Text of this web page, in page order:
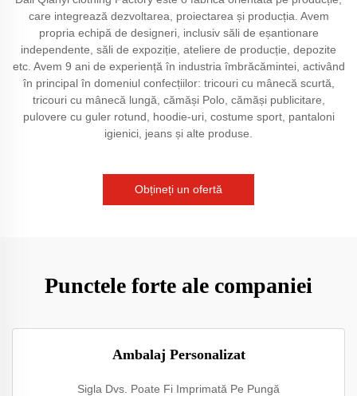
care integrează dezvoltarea, proiectarea și producția. Avem
propria echipă de designeri, inclusiv săli de eșantionare
independente, săli de expoziție, ateliere de producție, depozite
etc. Avem 9 ani de experiență în industria îmbrăcămintei, activând
în principal în domeniul confecțiilor: tricouri cu mânecă scurtă,
tricouri cu mânecă lungă, cămăși Polo, cămăși publicitare,
pulovere cu guler rotund, hoodie-uri, costume sport, pantaloni
igienici, jeans și alte produse.
Obțineți un ofertă
Punctele forte ale companiei
Ambalaj Personalizat
Sigla Dvs. Poate Fi Imprimată Pe Pungă